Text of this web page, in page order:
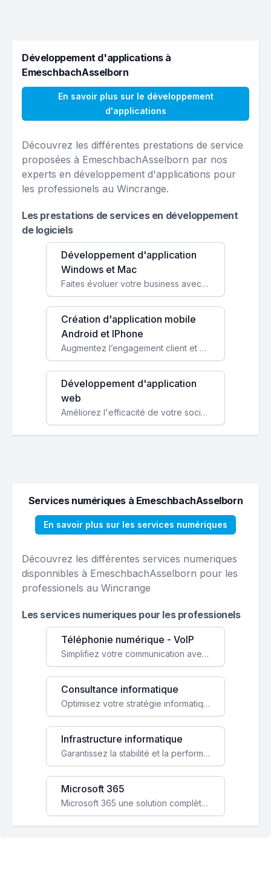
Développement d'applications à
EmeschbachAsselborn
En savoir plus sur le développement
d'applications
Découvrez les différentes prestations de service
proposées à EmeschbachAsselborn par nos
experts en développement d'applications pour
les professionels au Wincrange.
Les prestations de services en développement
de logiciels
Développement d'application
Windows et Mac
Faites évoluer votre business avec des solutions logicielles personnalisées, parfaitement adaptées à vos besoins spécifiques.
Création d'application mobile
Android et IPhone
Augmentez l’engagement client et simplifiez vos processus avec une application mobile sur mesure, disponible sur iOS et Android.
Développement d'application
web
Améliorez l'efficacité de votre société avec une application web personnalisée accessible partout et tout le temps.
Services numériques à EmeschbachAsselborn
En savoir plus sur les services numériques
Découvrez les différentes services numeriques
disponnibles à EmeschbachAsselborn pour les
professionels au Wincrange
Les services numeriques pour les professionels
Téléphonie numérique - VoIP
Simplifiez votre communication avec une solution VoIP flexible, économique et adaptée à vos besoins professionnels.
Consultance informatique
Optimisez votre stratégie informatique avec l'expertise de nos consultants pour améliorer votre efficacité et sécurité.
Infrastructure informatique
Garantissez la stabilité et la performance de votre entreprise avec une infrastructure IT sécurisée et évolutive.
Microsoft 365
Microsoft 365 une solution complète qui booste votre productivité, renforce la sécurité de vos données et facilite la collaboration.